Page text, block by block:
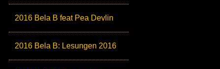
2016 Bela B feat Pea Devlin
2016 Bela B: Lesungen 2016